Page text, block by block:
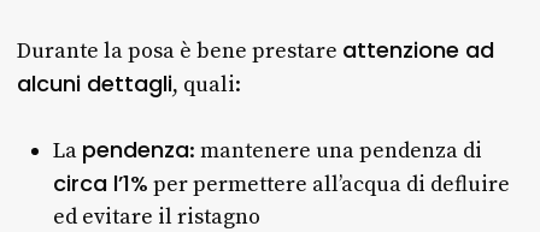
Durante la posa è bene prestare attenzione ad
alcuni dettagli, quali:
La pendenza: mantenere una pendenza di
circa l’1% per permettere all’acqua di defluire
ed evitare il ristagno